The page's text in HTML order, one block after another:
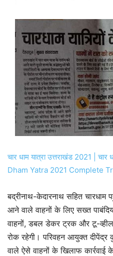
चार धाम यात्रा उत्तराखंड 2021 | चार
Dham Yatra 2021 Complete
बद्रीनाथ-केदारनाथ सहित
आने वाले वाहनों के लिए सख्त
वाहनों, डबल डेकर ट्रक और टू-व्हीलर
रोक रहेगी।परिवहन आयुक्त दीपेंद्र
वाले ऐसे वाहनों के खिलाफ कार्रवाई